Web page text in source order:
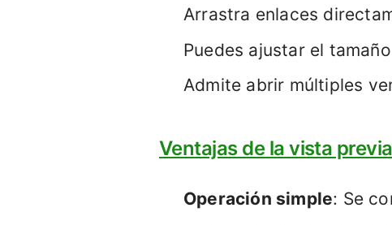
Arrastra enlaces
Puedes ajustar el
Admite abrir múltiples
Ventajas de la vista previa
Operación simple: Se